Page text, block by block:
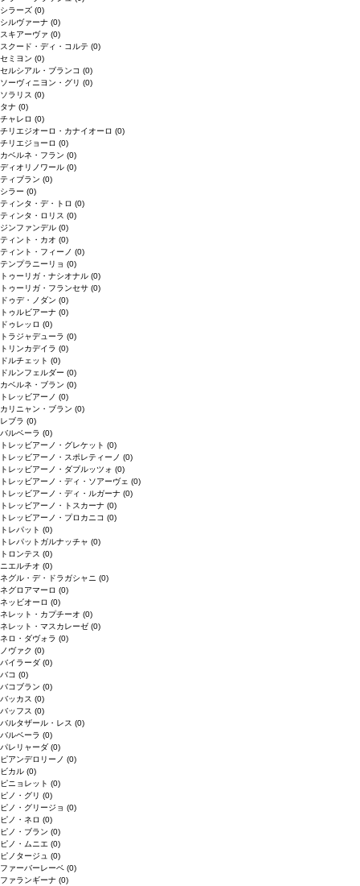
シラーズ (0)
シルヴァーナ (0)
スキアーヴァ (0)
スクード・ディ・コルテ (0)
セミヨン (0)
セルシアル・ブランコ (0)
ソーヴィニヨン・グリ (0)
ソラリス (0)
タナ (0)
チャレロ (0)
チリエジオーロ・カナイオーロ (0)
チリエジョーロ (0)
カベルネ・フラン (0)
ディオリノワール (0)
ティブラン (0)
シラー (0)
ティンタ・デ・トロ (0)
ティンタ・ロリス (0)
ジンファンデル (0)
ティント・カオ (0)
ティント・フィーノ (0)
テンプラニーリョ (0)
トゥーリガ・ナシオナル (0)
トゥーリガ・フランセサ (0)
ドゥデ・ノダン (0)
トゥルビアーナ (0)
ドゥレッロ (0)
トラジャデューラ (0)
トリンカデイラ (0)
ドルチェット (0)
ドルンフェルダー (0)
カベルネ・ブラン (0)
トレッビアーノ (0)
カリニャン・ブラン (0)
レブラ (0)
バルベーラ (0)
トレッビアーノ・グレケット (0)
トレッビアーノ・スポレティーノ (0)
トレッビアーノ・ダブルッツォ (0)
トレッビアーノ・ディ・ソアーヴェ (0)
トレッビアーノ・ディ・ルガーナ (0)
トレッビアーノ・トスカーナ (0)
トレッビアーノ・プロカニコ (0)
トレパット (0)
トレパットガルナッチャ (0)
トロンテス (0)
ニエルチオ (0)
ネグル・デ・ドラガシャニ (0)
ネグロアマーロ (0)
ネッビオーロ (0)
ネレット・カプチーオ (0)
ネレット・マスカレーゼ (0)
ネロ・ダヴォラ (0)
ノヴァク (0)
バイラーダ (0)
バコ (0)
バコブラン (0)
バッカス (0)
バッフス (0)
バルタザール・レス (0)
バルベーラ (0)
パレリャーダ (0)
ピアンデロリーノ (0)
ビカル (0)
ピニョレット (0)
ピノ・グリ (0)
ピノ・グリージョ (0)
ピノ・ネロ (0)
ピノ・ブラン (0)
ピノ・ムニエ (0)
ピノタージュ (0)
ファーバーレーベ (0)
ファランギーナ (0)